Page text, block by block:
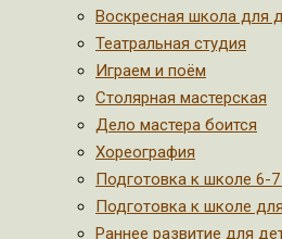
Воскресная школа для
Театральная студия
Играем и поём
Столярная мастерская
Дело мастера боится
Хореография
Подготовка к школе 6-7
Подготовка к школе
Раннее развитие для